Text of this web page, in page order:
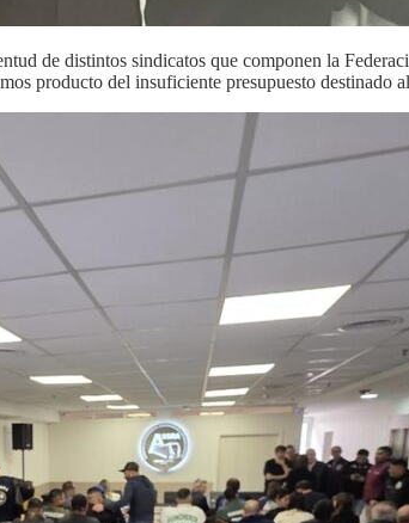
de distintos sindicatos que componen la
producto del insuficiente presupuesto destinado